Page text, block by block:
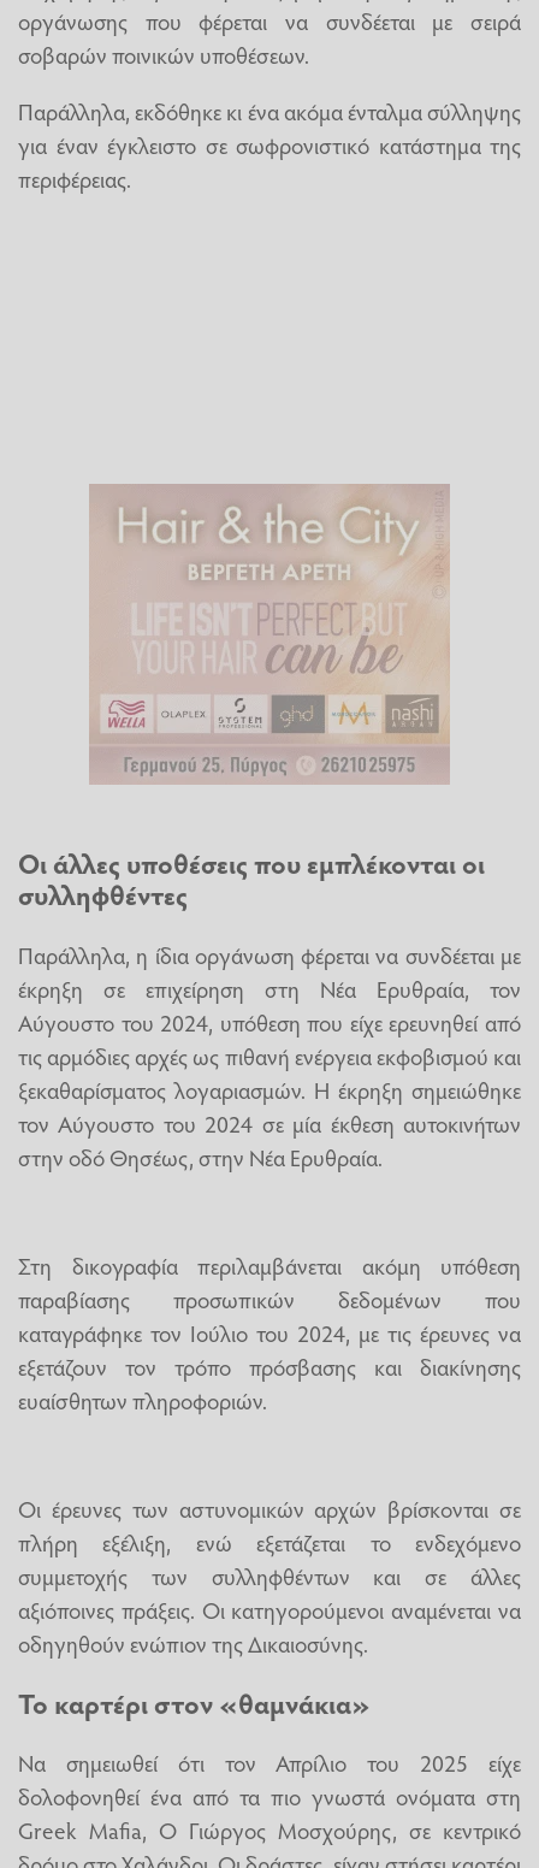
οργάνωσης που φέρεται να συνδέεται με σειρά
σοβαρών ποινικών υποθέσεων.
Παράλληλα, εκδόθηκε κι ένα ακόμα ένταλμα σύλληψης
για έναν έγκλειστο σε σωφρονιστικό κατάστημα της
περιφέρειας.
Οι άλλες υποθέσεις που εμπλέκονται οι
συλληφθέντες
Παράλληλα, η ίδια οργάνωση φέρεται να συνδέεται με
έκρηξη σε επιχείρηση στη Νέα Ερυθραία, τον
Αύγουστο του 2024, υπόθεση που είχε ερευνηθεί από
τις αρμόδιες αρχές ως πιθανή ενέργεια εκφοβισμού και
ξεκαθαρίσματος λογαριασμών. Η έκρηξη σημειώθηκε
τον Αύγουστο του 2024 σε μία έκθεση αυτοκινήτων
στην οδό Θησέως, στην Νέα Ερυθραία.
Στη δικογραφία περιλαμβάνεται ακόμη υπόθεση
παραβίασης προσωπικών δεδομένων που
καταγράφηκε τον Ιούλιο του 2024, με τις έρευνες να
εξετάζουν τον τρόπο πρόσβασης και διακίνησης
ευαίσθητων πληροφοριών.
Οι έρευνες των αστυνομικών αρχών βρίσκονται σε
πλήρη εξέλιξη, ενώ εξετάζεται το ενδεχόμενο
συμμετοχής των συλληφθέντων και σε άλλες
αξιόποινες πράξεις. Οι κατηγορούμενοι αναμένεται να
οδηγηθούν ενώπιον της Δικαιοσύνης.
Το καρτέρι στον «θαμνάκια»
Να σημειωθεί ότι τον Απρίλιο του 2025 είχε
δολοφονηθεί ένα από τα πιο γνωστά ονόματα στη
Greek Mafia, Ο Γιώργος Μοσχούρης, σε κεντρικό